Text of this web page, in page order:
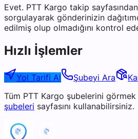
Evet. PTT Kargo takip
sorgulayarak gönderinizin
edilmiş olup olmadığını kontrol
Hızlı İşlemler
Yol Tarifi Al Şubeyi Ara
Tüm PTT Kargo şubelerini
şubeleri sayfasını kullanabilirsiniz.